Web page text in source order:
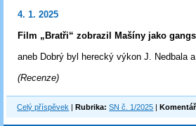
4. 1. 2025
Film „Bratři“ zobrazil Mašíny jako
aneb Dobrý byl herecký výkon J. Nedbala
(Recenze)
Celý příspěvek |Rubrika: SN č. 1/2025 |